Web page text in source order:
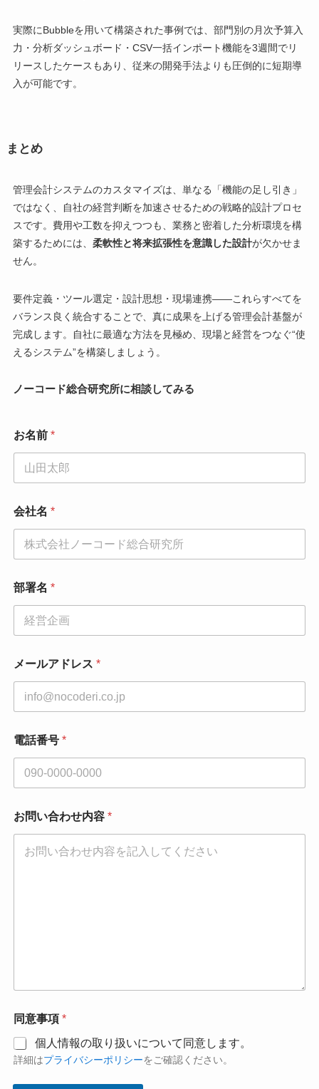
実際にBubbleを用いて構築された事例では、部門別の月次予算入
力・分析ダッシュボード・CSV一括インポート機能を3週間でリ
リースしたケースもあり、従来の開発手法よりも圧倒的に短期導
入が可能です。
まとめ
管理会計システムのカスタマイズは、単なる「機能の足し引き」
ではなく、自社の経営判断を加速させるための戦略的設計プロセ
スです。費用や工数を抑えつつも、業務と密着した分析環境を構
築するためには、 柔軟性と将来拡張性を意識した設計が欠かせま
せん。
要件定義・ツール選定・設計思想・現場連携——これらすべてを
バランス良く統合することで、真に成果を上げる管理会計基盤が
完成します。自社に最適な方法を見極め、現場と経営をつなぐ“使
えるシステム”を構築しましょう。
ノーコード総合研究所に相談してみる
お名前 *
会社名 *
部署名 *
メールアドレス *
電話番号 *
*
会
お問い合わせ内容 *
同意事項 *
個人情報の取り扱いについて同意します。
詳細はプライバシーポリシーをご確認ください。